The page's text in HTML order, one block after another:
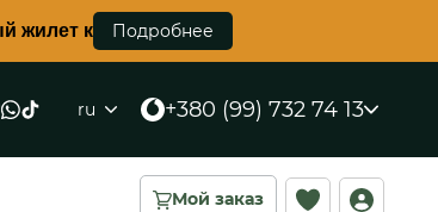
типа уже в наличии во всех
Подробнее
ru +380 (99) 732 74 13
Мой заказ